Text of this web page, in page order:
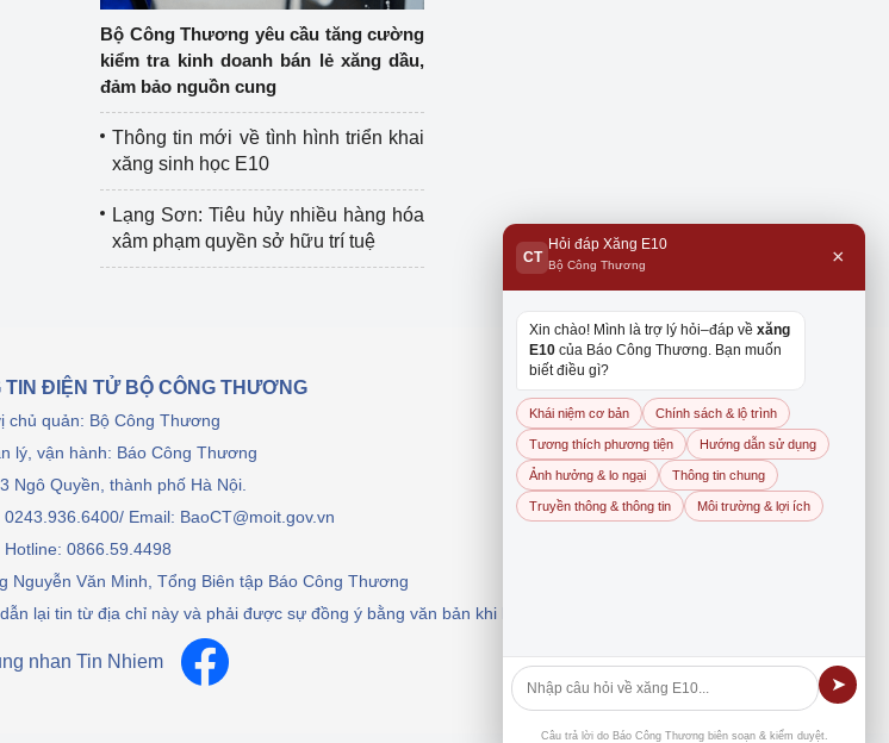
Bộ Công Thương yêu cầu tăng cường
kiểm tra kinh doanh bán lẻ xăng dầu,
đảm bảo nguồn cung
Thông tin mới về tình hình triển khai
xăng sinh học E10
Lạng Sơn: Tiêu hủy nhiều hàng hóa
xâm phạm quyền sở hữu trí tuệ
TIN ĐIỆN TỬ BỘ CÔNG THƯƠNG
chủ quản: Bộ Công Thương
lý, vận hành: Báo Công Thương
Ngô Quyền, thành phố Hà Nội.
Email: BaoCT@moit.gov.vn
Hotline: 0866.59.4498
Nguyễn Văn Minh, Tổng Biên tập Báo Công Thương
lại tin từ địa chỉ này và phải được sự đồng ý bằng văn bản khi khai thác, dẫn nguồn.
CT
Hỏi đáp Xăng E10
Bộ Công Thương ×
Xin chào! Mình là trợ lý hỏi–đáp về xăng
E10 của Báo Công Thương. Bạn muốn
biết điều gì?
Khái niệm cơ bản Chính sách & lộ trình
Tương thích phương tiện Hướng dẫn sử dụng
Ảnh hưởng & lo ngại Thông tin chung
Truyền thông & thông tin Môi trường & lợi ích
➤
Câu trả lời do Báo Công Thương biên soạn & kiểm duyệt.